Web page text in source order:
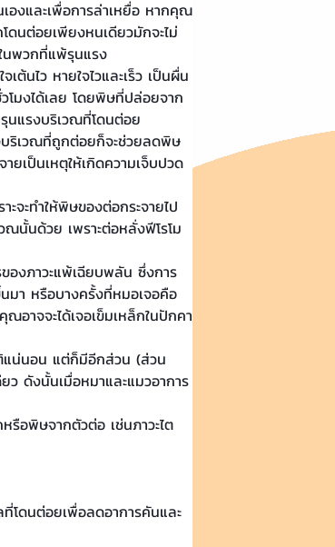
ดนต่อยเพียงหนเดียวมักจะไม่
นพวกที่แพ้รุนแรง
โมงได้เลย โดยพิษที่ปล่อยจาก
นแรงบริเวณที่โดนต่อย
บริเวณที่ถูกต่อยก็จะช่วยลดพิษ
ยเป็นเหตุให้เกิดความเจ็บปวด
นั้นด้วย เพราะต่อหลั่งฟีโรโม
า หรือบางครั้งที่หมอเจอคือ
อาจจะได้เจอเข็มเหล็กในปักคา
ว ดังนั้นเมื่อหมาและแมวอาการ
รือพิษจากตัวต่อ เช่นภาวะไต
ที่โดนต่อยเพื่อลดอาการคันและ